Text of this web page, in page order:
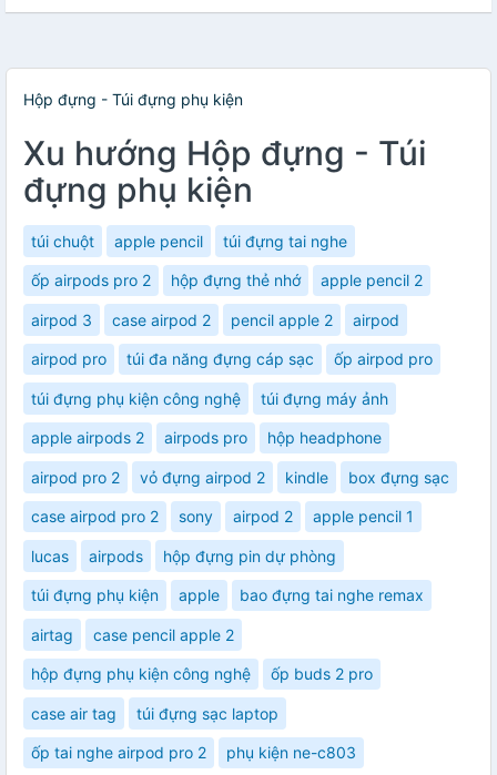
Hộp đựng - Túi đựng phụ kiện
Xu hướng Hộp đựng - Túi
đựng phụ kiện
túi chuột apple pencil túi đựng tai nghe
ốp airpods pro 2 hộp đựng thẻ nhớ apple pencil 2
airpod 3 case airpod 2 pencil apple 2 airpod
airpod pro túi đa năng đựng cáp sạc ốp airpod pro
túi đựng phụ kiện công nghệ túi đựng máy ảnh
apple airpods 2 airpods pro hộp headphone
airpod pro 2 vỏ đựng airpod 2 kindle box đựng sạc
case airpod pro 2 sony airpod 2 apple pencil 1
lucas airpods hộp đựng pin dự phòng
túi đựng phụ kiện apple bao đựng tai nghe remax
airtag case pencil apple 2
hộp đựng phụ kiện công nghệ ốp buds 2 pro
case air tag túi đựng sạc laptop
ốp tai nghe airpod pro 2 phụ kiện ne-c803